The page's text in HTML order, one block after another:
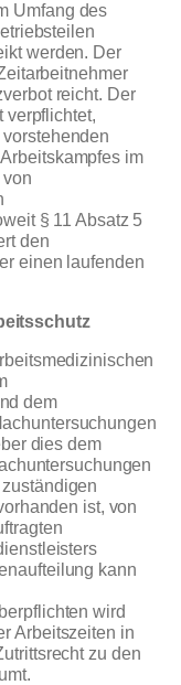
Umfang des
werden. Der
reicht. Der
verpflichtet,
im
§ 11 Absatz 5
den
einen laufenden
dem
dies dem
ist, von
kann
wird
Arbeitszeiten in
zu den